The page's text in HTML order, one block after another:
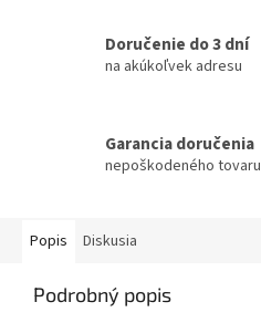
Doručenie do 3 dní
na akúkoľvek adresu
Garancia doručenia
nepoškodeného tovaru
Popis Diskusia
Podrobný popis